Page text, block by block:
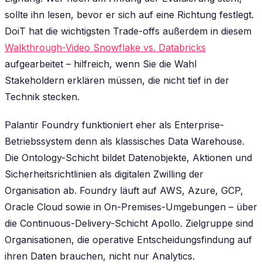
sollte ihn lesen, bevor er sich auf eine Richtung festlegt.
DoiT hat die wichtigsten Trade-offs außerdem in diesem
Walkthrough-Video Snowflake vs. Databricks
aufgearbeitet – hilfreich, wenn Sie die Wahl
Stakeholdern erklären müssen, die nicht tief in der
Technik stecken.
Palantir Foundry funktioniert eher als Enterprise-
Betriebssystem denn als klassisches Data Warehouse.
Die Ontology-Schicht bildet Datenobjekte, Aktionen und
Sicherheitsrichtlinien als digitalen Zwilling der
Organisation ab. Foundry läuft auf AWS, Azure, GCP,
Oracle Cloud sowie in On-Premises-Umgebungen – über
die Continuous-Delivery-Schicht Apollo. Zielgruppe sind
Organisationen, die operative Entscheidungsfindung auf
ihren Daten brauchen, nicht nur Analytics.